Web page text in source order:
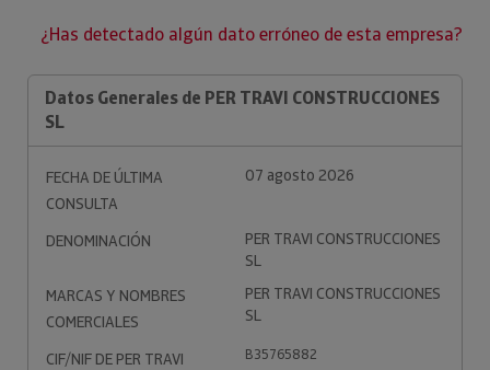
¿Has detectado algún dato erróneo de esta empresa?
Datos Generales de PER TRAVI CONSTRUCCIONES
SL
FECHA DE ÚLTIMA
CONSULTA
07 agosto 2026
DENOMINACIÓN
PER TRAVI CONSTRUCCIONES
SL
MARCAS Y NOMBRES
COMERCIALES
PER TRAVI CONSTRUCCIONES
SL
CIF/NIF DE PER TRAVI
B35765882